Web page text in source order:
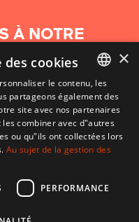
À NOTRE
S'abonner
BASQUE
FRENCH
×
des cookies
le contenu, les
partageons également des
site avec nos partenaires
combiner avec d"autres
ou qu"ils ont collectées lors
Au sujet de la gestion des
PERFORMANCE